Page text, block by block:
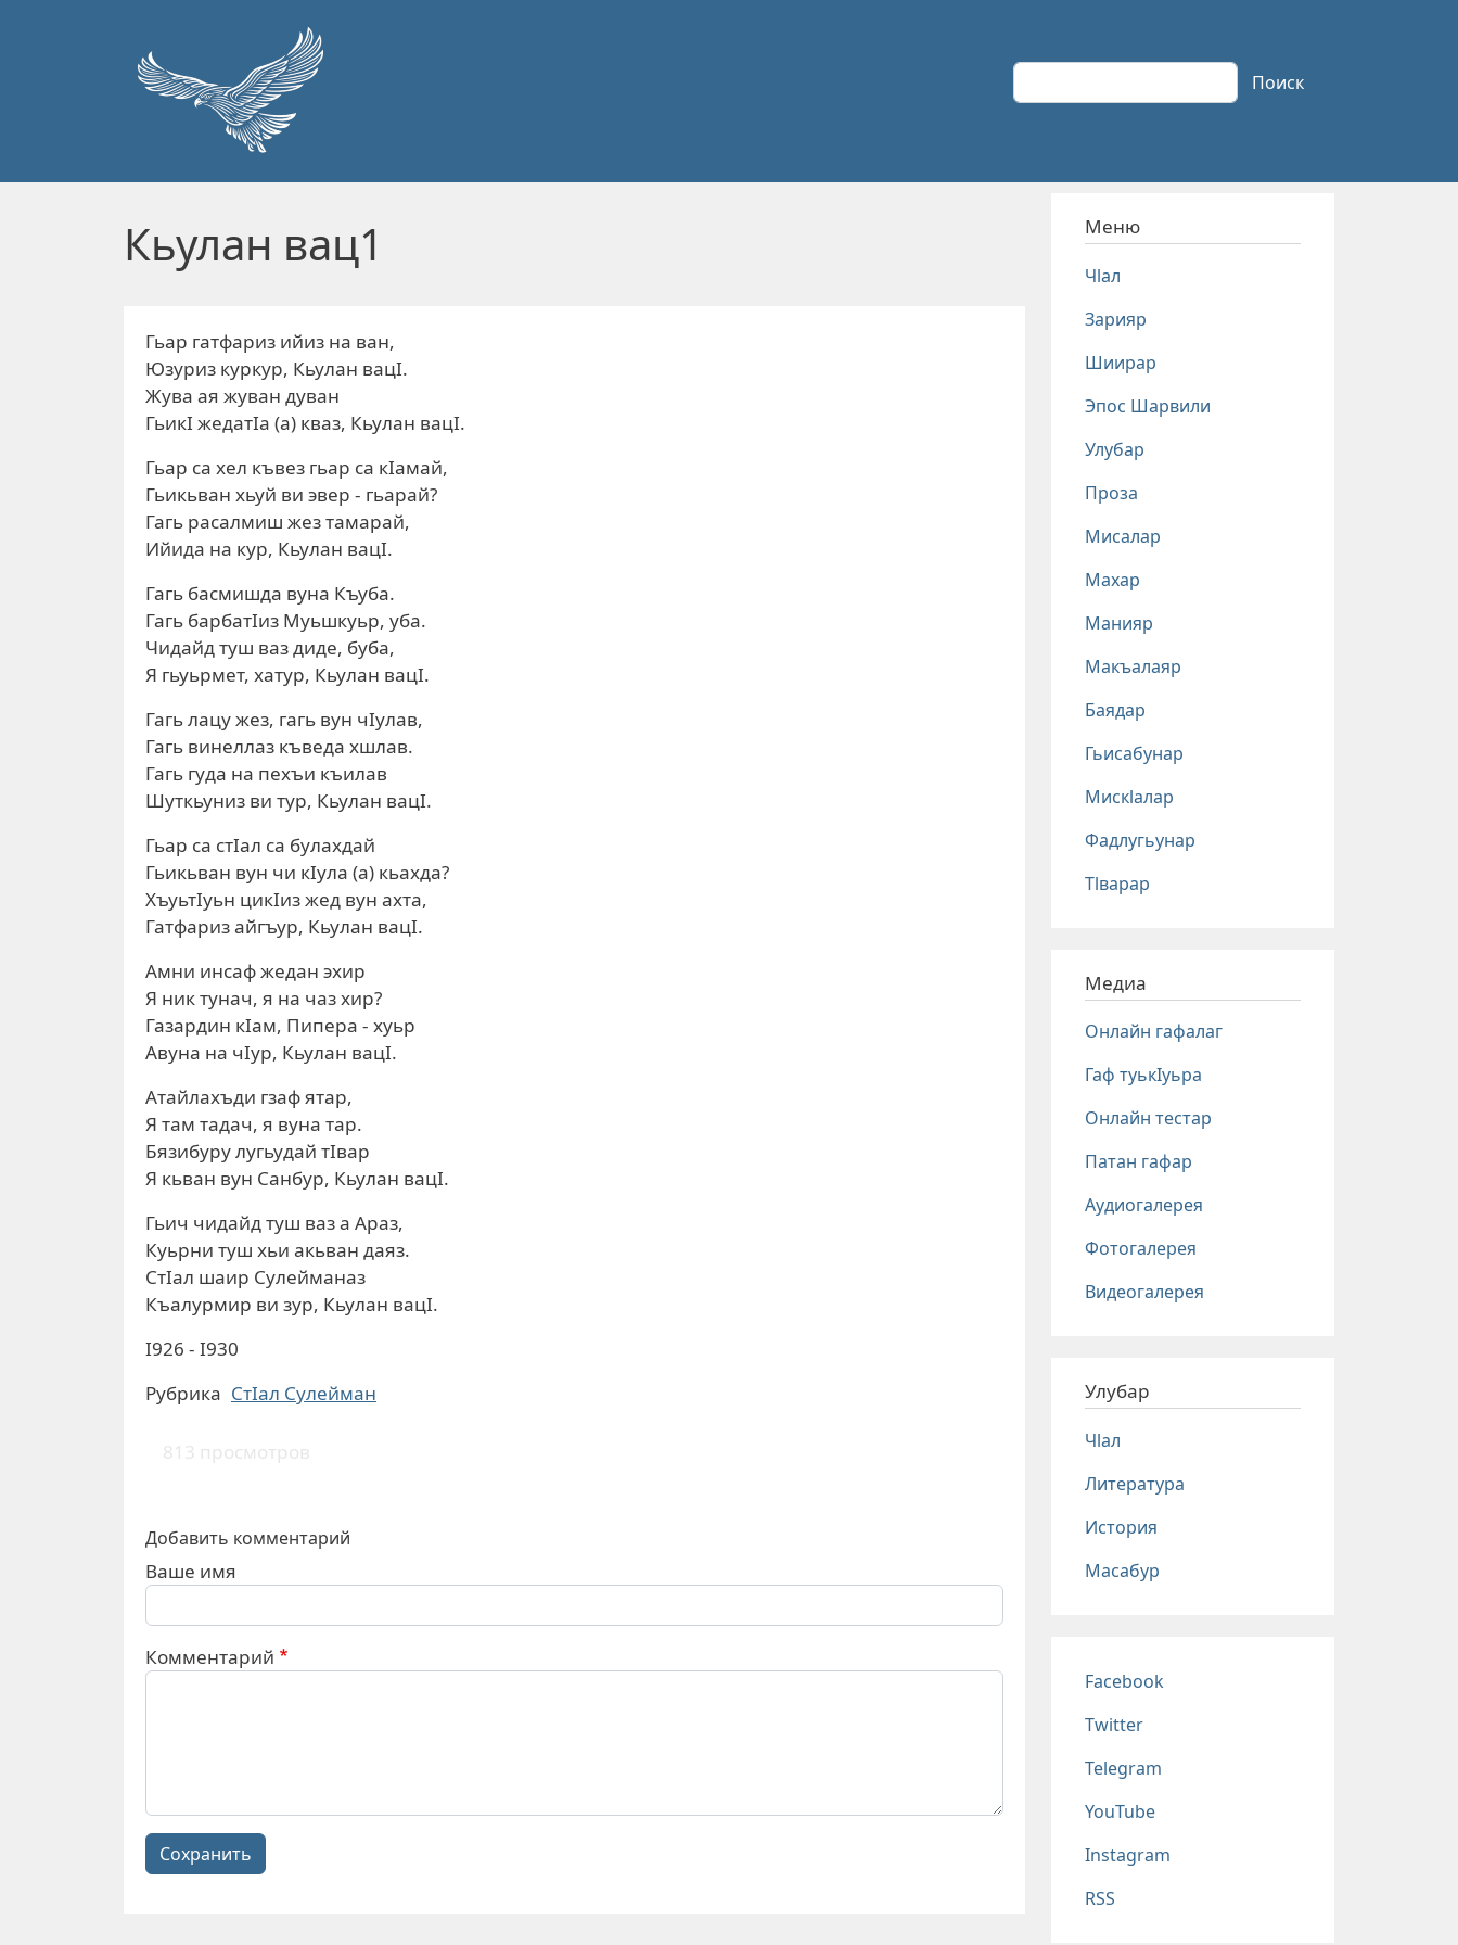
Поиск Поиск
Кьулан вац1
Гьар гатфариз ийиз на ван,
Юзуриз куркур, Кьулан вацI.
Жува ая жуван дуван
ГьикI жедатIа (а) кваз, Кьулан вацI.
Гьар са хел къвез гьар са кIамай,
Гьикьван хьуй ви эвер - гьарай?
Гагь расалмиш жез тамарай,
Ийида на кур, Кьулан вацI.
Гагь басмишда вуна Къуба.
Гагь барбатIиз Муьшкуьр, уба.
Чидайд туш ваз диде, буба,
Я гьуьрмет, хатур, Кьулан вацI.
Гагь лацу жез, гагь вун чIулав,
Гагь винеллаз къведа хшлав.
Гагь гуда на пехъи къилав
Шуткьуниз ви тур, Кьулан вацI.
Гьар са стIал са булахдай
Гьикьван вун чи кIула (а) кьахда?
ХъуьтIуьн цикIиз жед вун ахта,
Гатфариз айгъур, Кьулан вацI.
Амни инсаф жедан эхир
Я ник тунач, я на чаз хир?
Газардин кIам, Пипера - хуьр
Авуна на чIур, Кьулан вацI.
Атайлахъди гзаф ятар,
Я там тадач, я вуна тар.
Бязибуру лугьудай тIвар
Я кьван вун Санбур, Кьулан вацI.
Гьич чидайд туш ваз а Араз,
Куьрни туш хьи акьван даяз.
СтIал шаир Сулейманаз
Къалурмир ви зур, Кьулан вацI.
I926 - I930
Рубрика СтIал Сулейман
813 просмотров
Добавить комментарий
Ваше имя
Комментарий
Сохранить
Меню
Чlал
Зарияр
Шиирар
Эпос Шарвили
Улубар
Проза
Мисалар
Махар
Манияр
Макъалаяр
Баядар
Гьисабунар
Мискlалар
Фадлугьунар
Тlварар
Медиа
Онлайн гафалаг
Гаф туькIуьра
Онлайн тестар
Патан гафар
Аудиогалерея
Фотогалерея
Видеогалерея
Улубар
Чlал
Литература
История
Масабур
Соц сети
Facebook
Twitter
Telegram
YouTube
Instagram
RSS